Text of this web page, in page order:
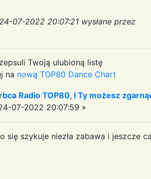
07-2022 20:07:21 wysłane przez
Twoją ulubioną listę
na nową TOP80 Dance Chart
Radio TOP80, I Ty możesz
07-2022 20:07:59 »
się szykuje niezła zabawa i jeszcze